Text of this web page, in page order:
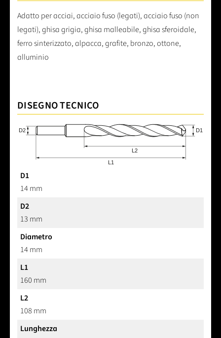
Adatto per acciai, acciaio fuso (legati), acciaio fuso (non
legati), ghisa grigia, ghisa malleabile, ghisa sferoidale,
ferro sinterizzato, alpacca, grafite, bronzo, ottone,
alluminio
DISEGNO TECNICO
D1
14 mm
D2
13 mm
Diametro
14 mm
L1
160 mm
L2
108 mm
Lunghezza